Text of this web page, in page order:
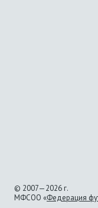
© 2007—2026 г.
МФСОО «Федерация